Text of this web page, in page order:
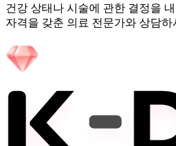
건강 상태나 시술에 관한 결정을
자격을 갖춘 의료 전문가와 상담하